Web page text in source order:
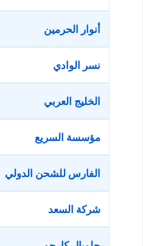
أنوار الحرمين
نسر الوادي
الخليج العربي
مؤسسة السريع
الفارس للشحن الدولي
شركة السعد